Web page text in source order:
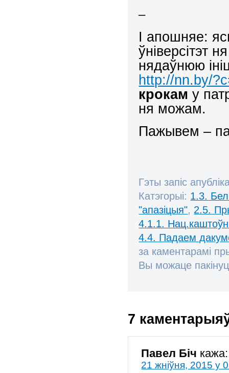
–
І апошняе:
ўніверсітэт
нядаўнюю
http://nn.by/
крокам у
ня можам.
Пажывем –
Гэты запіс
Катэгорыі: 1.3.
"апазіцыя", 2.5.
4.1.1.
4.4. Падаем
за каментарамі
Вы можаце
7
Павел Біч кажа:
21 жніўня, 2015 у